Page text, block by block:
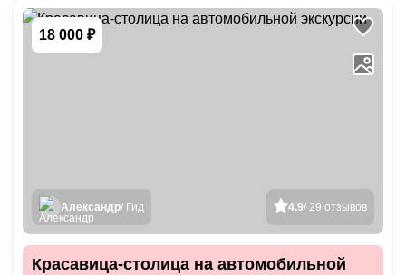
18 000 ₽
4.9/ 29 отзывов
Александр/ Гид
Красавица-столица на автомобильной